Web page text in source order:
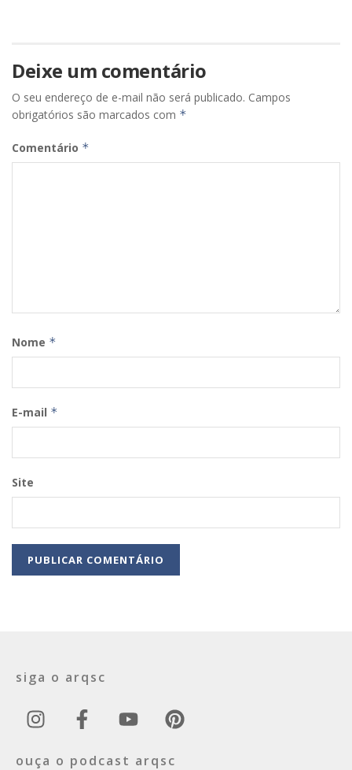
Deixe um comentário
O seu endereço de e-mail não será publicado. Campos
obrigatórios são marcados com *
Comentário *
Nome *
E-mail *
Site
siga o arqsc
ouça o podcast arqsc